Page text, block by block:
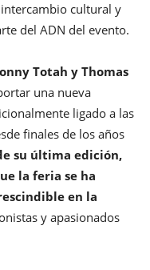
cultural y
del ADN del evento.
Totah y Thomas
una nueva
ligado a las
finales de los años
su última edición,
la feria se ha
en la
y apasionados